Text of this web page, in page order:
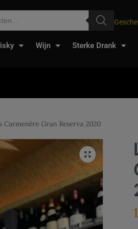
Wijn Sterke Drank
Carmenère Gran Reserva 2020